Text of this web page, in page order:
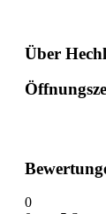
Über
0